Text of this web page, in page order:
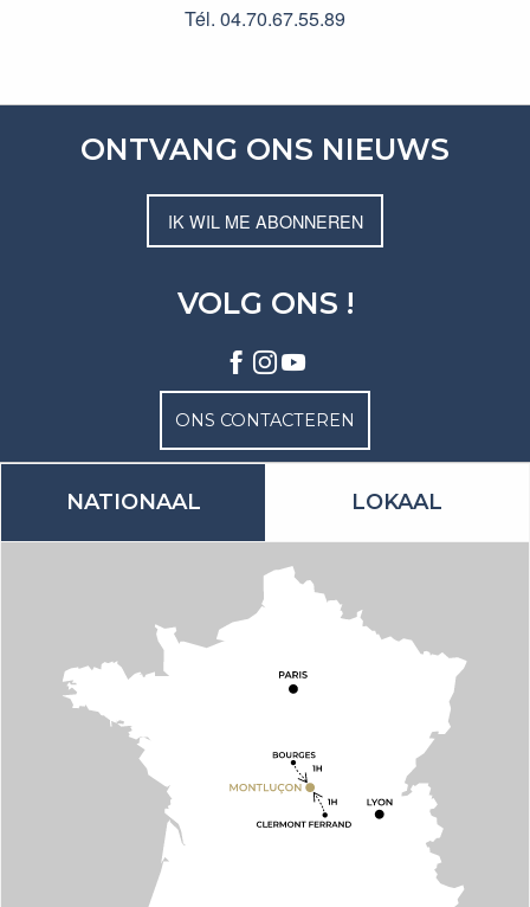
Tél. 04.70.67.55.89
ONTVANG ONS NIEUWS
IK WIL ME ABONNEREN
VOLG ONS !
ONS CONTACTEREN
NATIONAAL LOKAAL